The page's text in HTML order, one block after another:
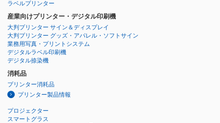
ラベルプリンター
産業向けプリンター・デジタル印刷機
大判プリンター サイン＆ディスプレイ
大判プリンター グッズ・アパレル・ソフトサイン
業務用写真・プリントシステム
デジタルラベル印刷機
デジタル捺染機
消耗品
プリンター消耗品
プリンター製品情報
プロジェクター
スマートグラス